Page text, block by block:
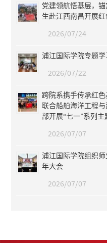
党建领航悟基层，
生赴江西南昌开展
2026/07/24
浦江国际学院专题
2026/07/22
跨院系携手传承红
联合船舶海洋工程
部开展“七一”系列
2026/07/07
浦江国际学院组织
年大会
2026/07/07